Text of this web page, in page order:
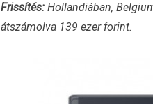
Frissítés: Hollandiában,
átszámolva 139 ezer forint.